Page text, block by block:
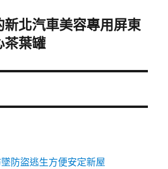
新北汽車美容專用屏東
茶葉罐
防盜逃生方便安定新屋